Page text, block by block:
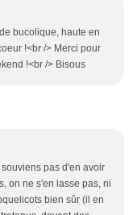
bucolique, haute en
!<br /> Merci pour
!<br /> Bisous
pas d'en avoir
on ne s'en lasse pas, ni
bien sûr (il en